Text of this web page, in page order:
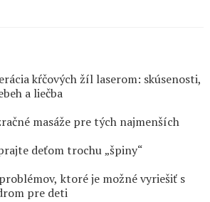
kŕčových žíl laserom: skúsenosti,
a liečba
masáže pre tých najmenších
deťom trochu „špiny“
ktoré je možné vyriešiť s
pre deti